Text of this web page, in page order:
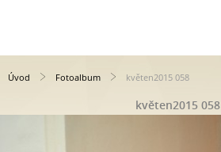
Úvod Fotoalbum květen2015 058
květen2015 058